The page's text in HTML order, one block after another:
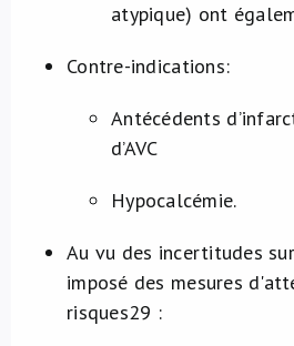
atypique) ont
Contre-indications:
Antécédents
d’AVC
Hypocalcémie.
Au vu des incertitudes
imposé des mesures
risques29 :